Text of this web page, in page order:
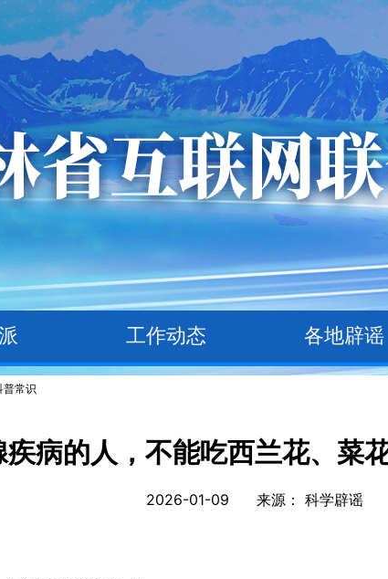
工作动态 各地辟谣
普常识
病的人，不能吃西兰花、菜
2026-01-09 来源： 科学辟谣